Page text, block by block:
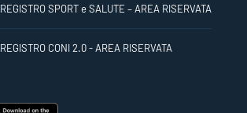
REGISTRO SPORT e SALUTE – AREA RISERVATA
REGISTRO CONI 2.0 - AREA RISERVATA